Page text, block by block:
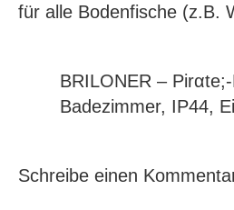
für alle Bodenfische (z.B.
BRILONER –
Badezimmer, IP44,
Schreibe einen